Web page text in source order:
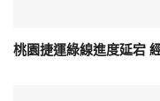
桃園捷運綠線進度延宕